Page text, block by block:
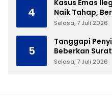
4
Kasus Emas
Naik Tahap,
ke JPU
Selasa, 7 Juli 2026
5
Tanggapi
Beberkan
Aset Eks PLTD
Selasa, 7 Juli 2026